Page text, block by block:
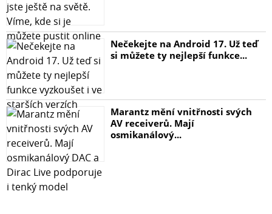
Nečekejte na Android 17. Už teď
si můžete ty nejlepší funkce...
Marantz mění vnitřnosti svých
AV receiverů. Mají
osmikanálový...